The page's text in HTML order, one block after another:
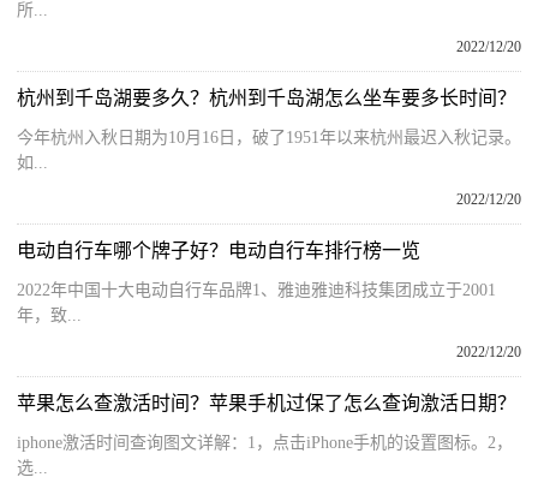
所...
2022/12/20
杭州到千岛湖要多久？杭州到千岛湖怎么坐车要多长时间？
今年杭州入秋日期为10月16日，破了1951年以来杭州最迟入秋记录。
如...
2022/12/20
电动自行车哪个牌子好？电动自行车排行榜一览
2022年中国十大电动自行车品牌1、雅迪雅迪科技集团成立于2001
年，致...
2022/12/20
苹果怎么查激活时间？苹果手机过保了怎么查询激活日期？
iphone激活时间查询图文详解：1，点击iPhone手机的设置图标。2，
选...